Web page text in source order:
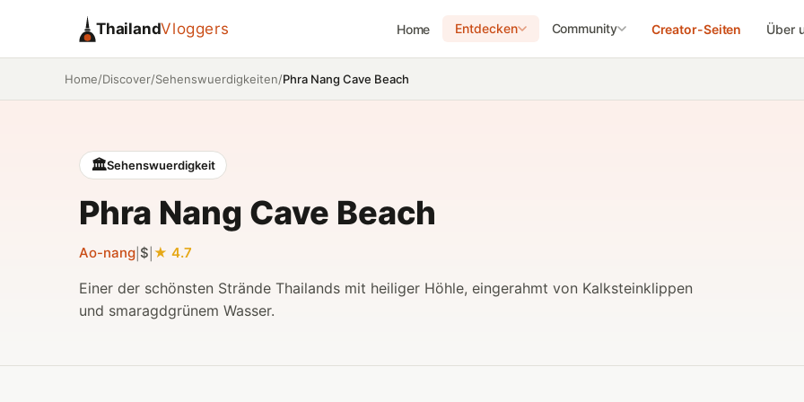
ThailandVloggers Home Entdecken Community Creator-Seiten Über
Home/Discover/Sehenswuerdigkeiten/Phra Nang Cave Beach
🏛️Sehenswuerdigkeit
Phra Nang Cave Beach
Ao-nang $ 4.7
Einer der schönsten Strände Thailands mit heiliger Höhle, eingerahmt von Kalksteinklippen
und smaragdgrünem Wasser.